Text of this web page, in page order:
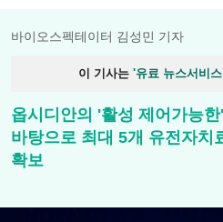
바이오스펙테이터 김성민 기자
이 기사는 '유료 뉴스서비
옵시디안의 '활성 제어가능
바탕으로 최대 5개 유전자치
확보